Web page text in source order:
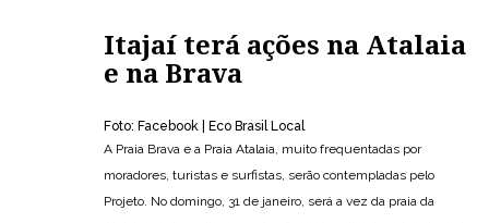
Itajaí terá ações na Atalaia
e na Brava
Foto: Facebook | Eco Brasil Local
A Praia Brava e a Praia Atalaia, muito frequentadas por
moradores, turistas e surfistas, serão contempladas pelo
Projeto. No domingo, 31 de janeiro, será a vez da praia da